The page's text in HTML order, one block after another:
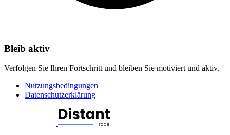
Bleib aktiv
Verfolgen Sie Ihren Fortschritt und bleiben Sie motiviert und aktiv.
Nutzungsbedingungen
Datenschutzerklärung